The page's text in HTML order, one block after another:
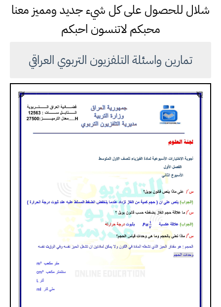
شلال للحصول على كل شيء جديد ومميز معنا
محبكم لاتنسون احبكم
تمارين واسئلة التلفزيون التربوي العراقي